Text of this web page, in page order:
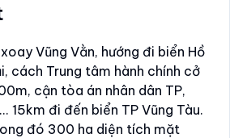
Vũng Vằn, hướng đi biển Hồ
cách Trung tâm hành chính cở
cận tòa án nhân dân TP,
15km đi đến biển TP Vũng Tàu.
đó 300 ha diện tích mặt